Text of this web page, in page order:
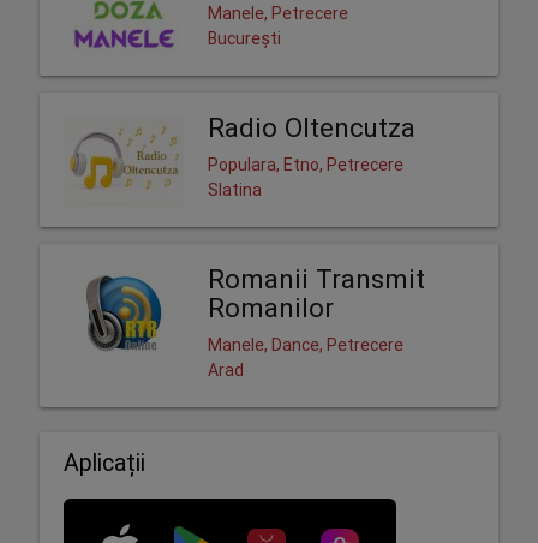
Manele, Petrecere
București
Radio Oltencutza
Populara, Etno, Petrecere
Slatina
Romanii Transmit
Romanilor
Manele, Dance, Petrecere
Arad
Aplicații